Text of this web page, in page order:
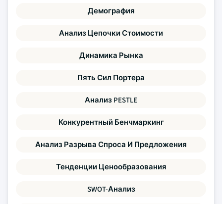
Демография
Анализ Цепочки Стоимости
Динамика Рынка
Пять Сил Портера
Анализ PESTLE
Конкурентный Бенчмаркинг
Анализ Разрыва Спроса И Предложения
Тенденции Ценообразования
SWOT-Анализ